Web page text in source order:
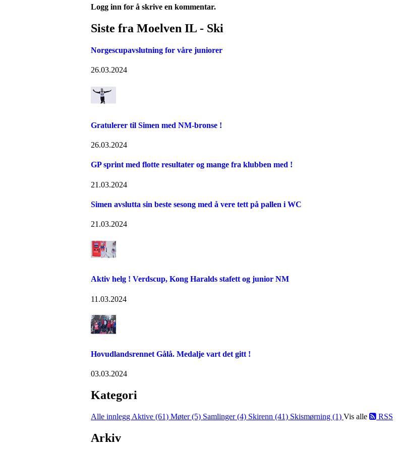
Logg inn for å skrive en kommentar.
Siste fra Moelven IL - Ski
Norgescupavslutning for våre juniorer
26.03.2024
Gratulerer til Simen med NM-bronse !
26.03.2024
GP sprint med flotte resultater og mange fra klubben med !
21.03.2024
Simen avslutta sin beste sesong med å vere tett på pallen i WC
21.03.2024
Aktiv helg ! Verdscup, Kong Haralds stafett og junior NM
11.03.2024
Hovudlandsrennet Gålå. Medalje vart det gitt !
03.03.2024
Kategori
Alle innlegg Aktive (61) Møter (5) Samlinger (4) Skirenn (41) Skismørning (1) Vis alle RSS
Arkiv